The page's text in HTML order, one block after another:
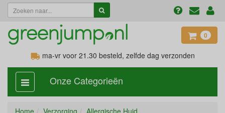
0
ma-vr voor 21.30 besteld, zelfde dag verzonden
categorie
aan,
Onze Categorieën
Home Verzorging Allergische Huid